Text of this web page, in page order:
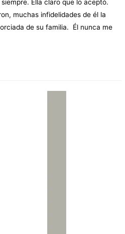
Ella claro que lo aceptó.
muchas infidelidades de él la
de su familia. Él nunca me